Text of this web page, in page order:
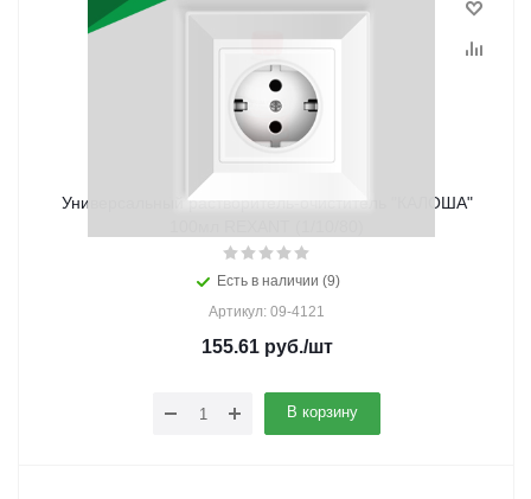
Универсальный растворитель-очиститель "КАЛОША"
Есть в наличии (9)
Артикул: 09-4121
155.61руб./шт
В корзину